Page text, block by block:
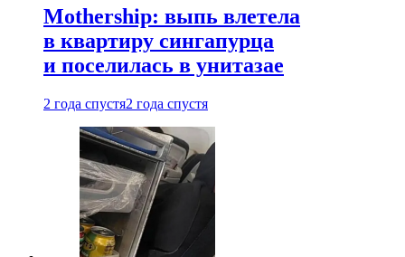
Mothership: выпь влетела
в квартиру сингапурца
и поселилась в унитазае
2 года спустя2 года спустя